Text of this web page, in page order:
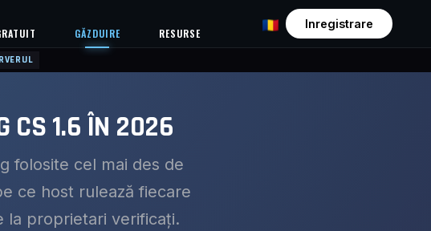
GĂZDUIRE RESURSE
Inregistrare
CS 1.6 ÎN 2026
folosite cel mai des de
ce host rulează fiecare
la proprietari verificați.